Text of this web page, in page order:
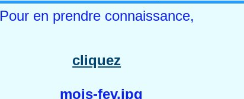
Pour en prendre connaissance,
cliquez